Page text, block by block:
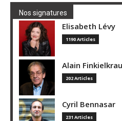
Nos signatures
Elisabeth Lévy
1190 Articles
Alain
202 Articles
Cyril Bennasar
231 Articles